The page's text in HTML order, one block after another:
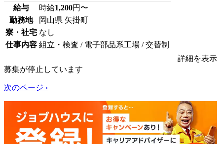
給与 時給1,200円〜
勤務地
岡山県 矢掛町
寮・社宅 なし
仕事内容 組立・検査 / 電子部品系工場 / 交替制
詳細を表示
募集が停止しています
次のページ ›